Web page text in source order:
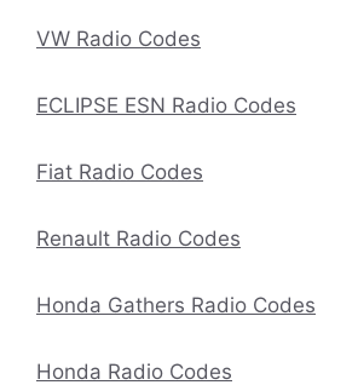
VW Radio Codes
ECLIPSE ESN Radio Codes
Fiat Radio Codes
Renault Radio Codes
Honda Gathers Radio Codes
Honda Radio Codes